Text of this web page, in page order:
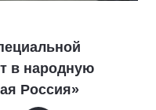
в народную
Россия»